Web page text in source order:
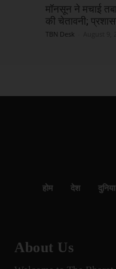
मॉनसून ने मचाई
की चेतावनी;
TBN Desk
होम देश दुनिया
About Us